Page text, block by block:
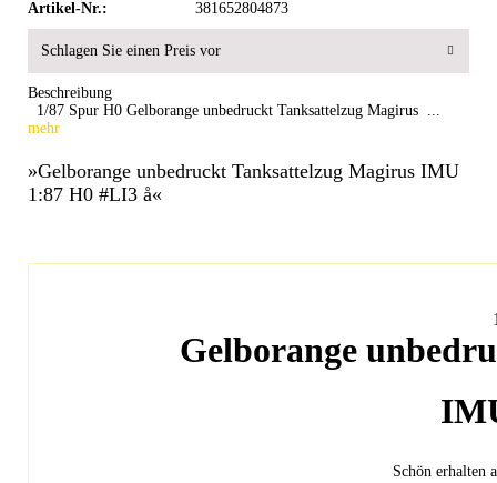
Artikel-Nr.: 381652804873
Schlagen Sie einen Preis vor
Beschreibung
1/87 Spur H0 Gelborange unbedruckt Tanksattelzug Magirus ...
mehr
»Gelborange unbedruckt Tanksattelzug Magirus IMU
1:87 H0 #LI3 å«
Gelborange
Schön erhalten